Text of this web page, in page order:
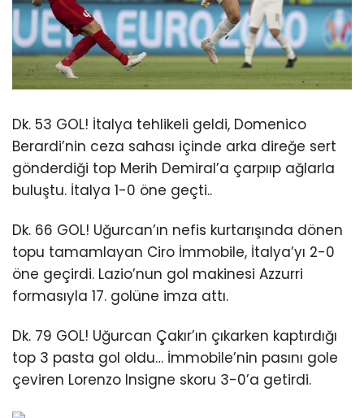
Dk. 53 GOL! İtalya tehlikeli geldi, Domenico
Berardi’nin ceza sahası içinde arka direğe sert
gönderdiği top Merih Demiral’a çarpııp ağlarla
buluştu. İtalya 1-0 öne geçti..
Dk. 66 GOL! Uğurcan’ın nefis kurtarışında dönen
topu tamamlayan Ciro İmmobile, İtalya’yı 2-0
öne geçirdi. Lazio’nun gol makinesi Azzurri
formasıyla 17. golüne imza attı.
Dk. 79 GOL! Uğurcan Çakır’ın çıkarken kaptırdığı
top 3 pasta gol oldu… İmmobile’nin pasını gole
çeviren Lorenzo Insigne skoru 3-0’a getirdi.